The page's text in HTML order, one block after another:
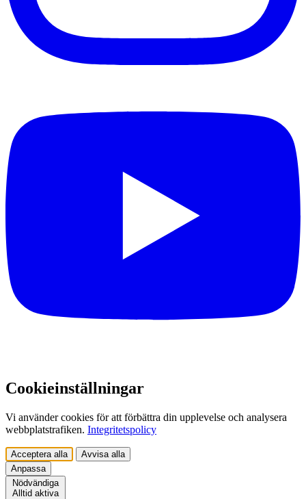
Cookieinställningar
Vi använder cookies för att förbättra din upplevelse och analysera
webbplatstrafiken. Integritetspolicy
Acceptera alla
Avvisa alla
Anpassa
Nödvändiga
Alltid aktiva